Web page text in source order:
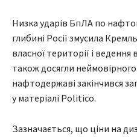
Низка ударів БпЛА по
глибині Росії змусила
власної території і ведення
також досягли неймовірного
нафтодержаві закінчився
у матеріалі Politico.
Зазначається, що ціни на